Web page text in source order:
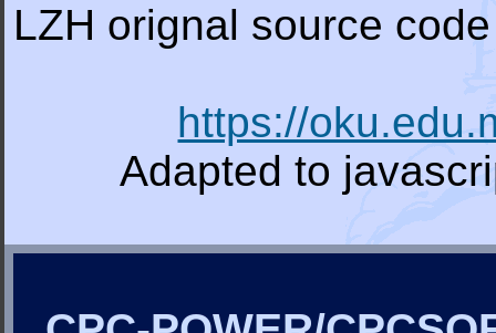
LZH orignal source
https://
Adapted to